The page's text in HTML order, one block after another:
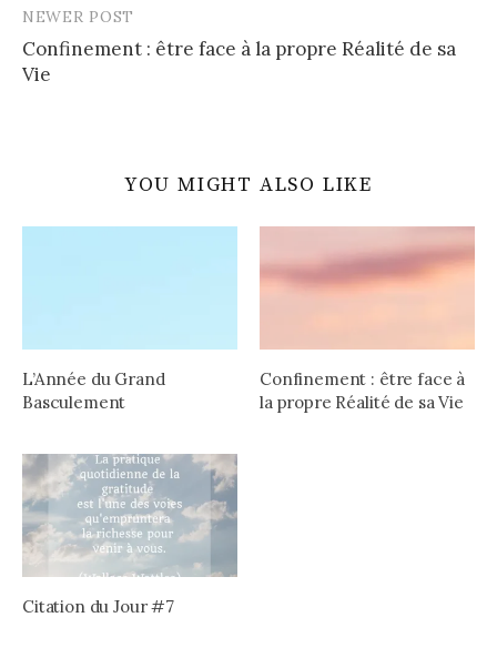
NEWER POST
Confinement : être face à la propre Réalité de sa
Vie
YOU MIGHT ALSO LIKE
L’Année du Grand
Basculement
Confinement : être face à
la propre Réalité de sa Vie
Citation du Jour #7